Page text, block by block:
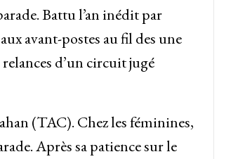
Battu l’an inédit par
avant-postes au fil des une
d’un circuit jugé
(TAC). Chez les féminines,
Après sa patience sur le